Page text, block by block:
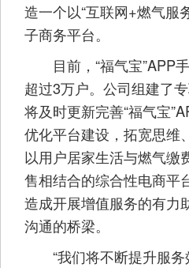
造一个以“互联网+燃气服
子商务平台。
目前，“福气宝”APP
超过3万户。公司组建了
将及时更新完善“福气宝
优化平台建设，拓宽思维
以用户居家生活与燃气缴
售相结合的综合性电商平
造成开展增值服务的有力
沟通的桥梁。
“我们将不断提升服务